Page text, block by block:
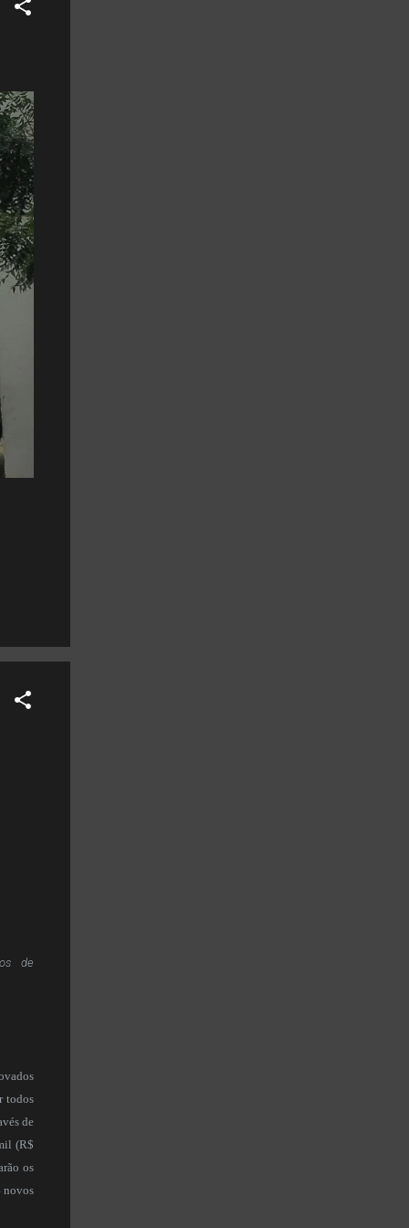
de
todos
de
(R$
os
novos